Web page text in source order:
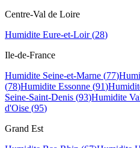
Centre-Val de Loire
Humidite Eure-et-Loir(28)
Ile-de-France
Humidite Seine-et-Marne (77)
(78)Humidite Essonne (91)
Seine-Saint-Denis (93)Humidite
d'Oise (95)
Grand Est